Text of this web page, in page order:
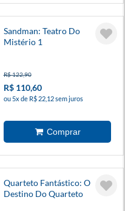
Sandman: Teatro Do
Mistério 1
R$ 122,90
R$ 110,60
ou 5x de R$ 22,12 sem juros
Quarteto Fantástico: O
Destino Do Quarteto